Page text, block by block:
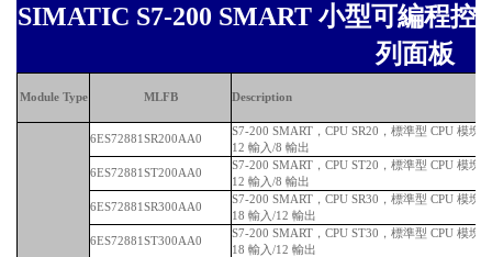
SIMATIC S7-200 SMART 小型可編程
列面板
Module Type MLFB Description
6ES72881SR200AA0
S7-200 SMART，CPU SR20，標準型 CPU 模塊
12 輸入/8 輸出
6ES72881ST200AA0
S7-200 SMART，CPU ST20，標準型 CPU 模塊
12 輸入/8 輸出
6ES72881SR300AA0
S7-200 SMART，CPU SR30，標準型 CPU 模塊
18 輸入/12 輸出
6ES72881ST300AA0
S7-200 SMART，CPU ST30，標準型 CPU 模塊
18 輸入/12 輸出